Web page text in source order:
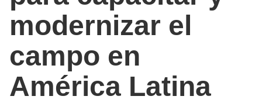
modernizar el
campo en
América Latina